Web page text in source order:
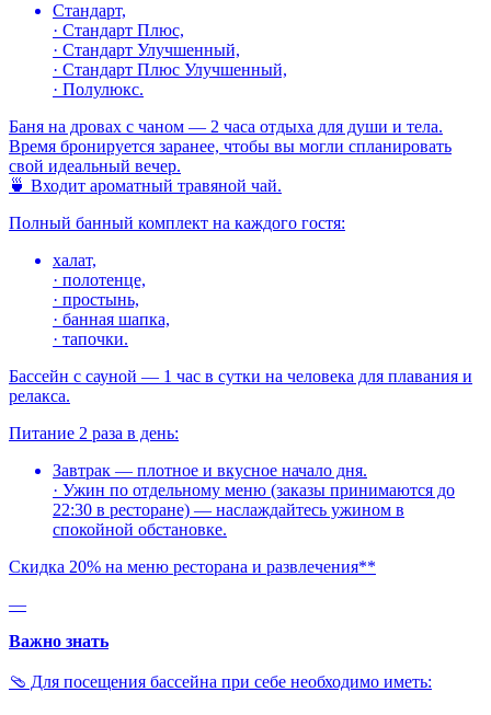
Стандарт,
· Стандарт Плюс,
· Стандарт Улучшенный,
· Стандарт Плюс Улучшенный,
· Полулюкс.
Баня на дровах с чаном — 2 часа отдыха для души и тела.
Время бронируется заранее, чтобы вы могли спланировать
свой идеальный вечер.
🍵 Входит ароматный травяной чай.
Полный банный комплект на каждого гостя:
халат,
· полотенце,
· простынь,
· банная шапка,
· тапочки.
Бассейн с сауной — 1 час в сутки на человека для плавания и
релакса.
Питание 2 раза в день:
Завтрак — плотное и вкусное начало дня.
· Ужин по отдельному меню (заказы принимаются до
22:30 в ресторане) — наслаждайтесь ужином в
спокойной обстановке.
Скидка 20% на меню ресторана и развлечения**
—
Важно знать
🩴 Для посещения бассейна при себе необходимо иметь: